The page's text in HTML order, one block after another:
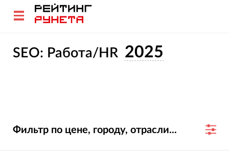
SEO: Работа/HR 2025
Фильтр по цене, городу, отрасли...